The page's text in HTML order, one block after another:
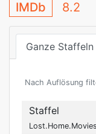
IMDb 8.2
Ganze Staffeln
Nach Auflösung
Staffel